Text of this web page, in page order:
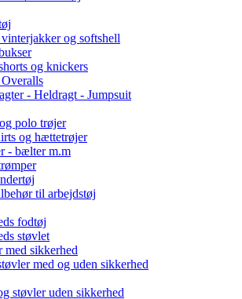
og softshell
og knickers
- Heldragt - Jumpsuit
polo trøjer
og hættetrøjer
- bælter m.m
til arbejdstøj
fodtøj
støvlet
med sikkerhed
med og uden sikkerhed
støvler uden sikkerhed